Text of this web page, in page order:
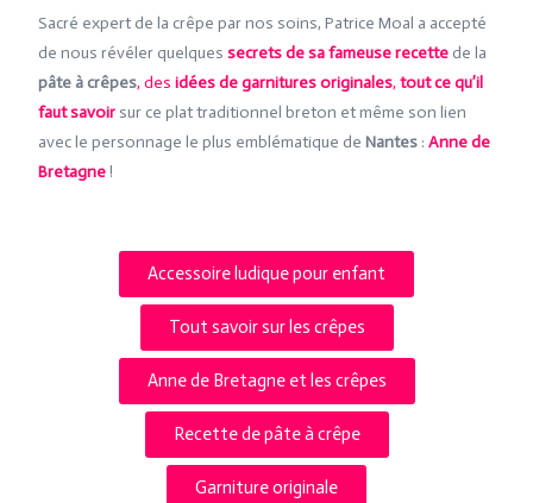
Sacré expert de la crêpe par nos soins, Patrice Moal a accepté
de nous révéler quelquessecrets de sa fameuse recette de la
pâte à crêpes, desidées de garnitures originales,tout ce qu’il
faut savoir sur ce plat traditionnel breton et même son lien
avec le personnage le plus emblématique deNantes :Anne de
Bretagne!
Accessoire ludique pour enfant
Tout savoir sur les crêpes
Anne de Bretagne et les crêpes
Recette de pâte à crêpe
Garniture originale